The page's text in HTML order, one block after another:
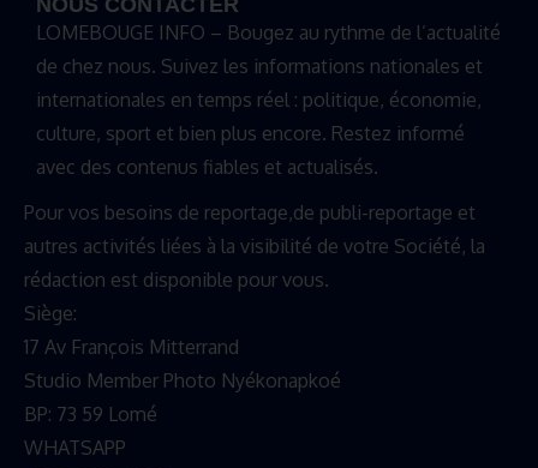
NOUS CONTACTER
LOMEBOUGE INFO – Bougez au rythme de l’actualité
de chez nous. Suivez les informations nationales et
internationales en temps réel : politique, économie,
culture, sport et bien plus encore. Restez informé
avec des contenus fiables et actualisés.
Pour vos besoins de reportage,de publi-reportage et
autres activités liées à la visibilité de votre Société, la
rédaction est disponible pour vous.
Siège:
17 Av François Mitterrand
Studio Member Photo Nyékonapkoé
BP: 73 59 Lomé
WHATSAPP ‪